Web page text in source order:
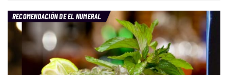
RECOMENDACIÓN DE EL NUMERAL